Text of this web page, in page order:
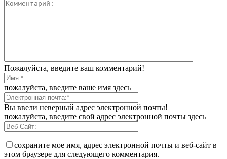
Пожалуйста, введите ваш комментарий!
пожалуйста, введите ваше имя здесь
Вы ввели неверный адрес электронной почты!
пожалуйста, введите свой адрес электронной почты здесь
сохраните мое имя, адрес электронной почты и веб-сайт в
этом браузере для следующего комментария.